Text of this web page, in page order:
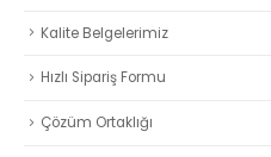
Kalite Belgelerimiz
Hızlı Sipariş Formu
Çözüm Ortaklığı